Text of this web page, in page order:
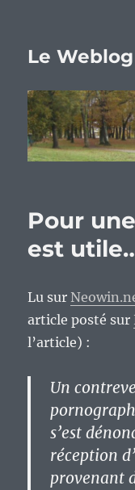
Le
Pour
est
Lu sur
article posté sur
l’article) :
Un
s’est
réception
provenant